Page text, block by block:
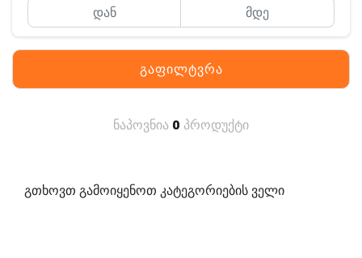
Lancer Tactical
SIG SAUER
PENTAGON
გაფილტვრა
ნაპოვნია0 პროდუქტი
გთხოვთ გამოიყენოთ კატეგორიების ველი